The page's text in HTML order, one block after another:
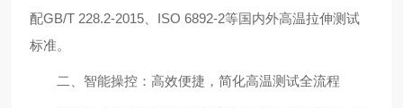
配GB/T 228.2-2015、ISO 6892-2等国内外高温拉伸测试
标准。
二、智能操控：高效便捷，简化高温测试全流程